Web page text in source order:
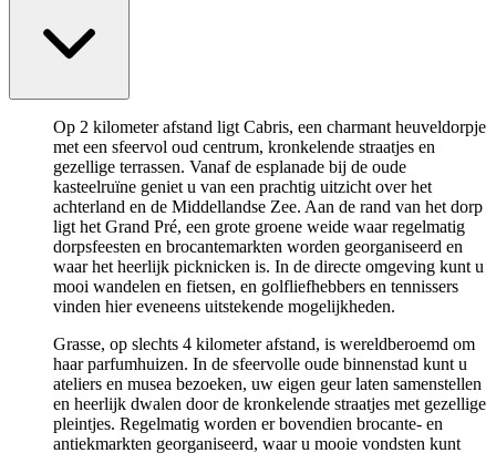
Op 2 kilometer afstand ligt Cabris, een charmant heuvel­dorpje
met een sfeervol oud centrum, kronkelende straatjes en
gezellige terrassen. Vanaf de esplanade bij de oude
kasteelruïne geniet u van een prachtig uitzicht over het
achterland en de Middellandse Zee. Aan de rand van het dorp
ligt het Grand Pré, een grote groene weide waar regelmatig
dorpsfeesten en brocante­markten worden georganiseerd en
waar het heerlijk picknicken is. In de directe omgeving kunt u
mooi wandelen en fietsen, en golfliefhebbers en tennissers
vinden hier eveneens uitstekende mogelijkheden.
Grasse, op slechts 4 kilometer afstand, is wereldberoemd om
haar parfumhuizen. In de sfeervolle oude binnenstad kunt u
ateliers en musea bezoeken, uw eigen geur laten samenstellen
en heerlijk dwalen door de kronkelende straatjes met gezellige
pleintjes. Regelmatig worden er bovendien brocante- en
antiekmarkten georganiseerd, waar u mooie vondsten kunt